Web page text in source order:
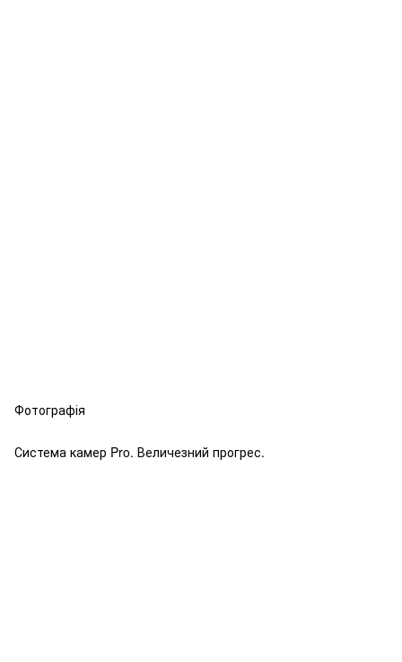
Фотографія
Система камер Pro. Величезний прогрес.